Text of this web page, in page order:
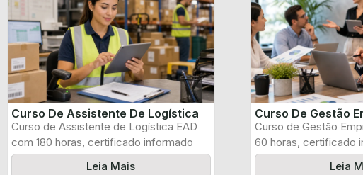
Curso De Assistente De Logística
Curso de Assistente de Logística EAD
com 180 horas, certificado informado
pelo produtor ...
Leia Mais
Curso De Gestão
Curso de Gestão
60 horas, certificado
produtor e ...
Leia